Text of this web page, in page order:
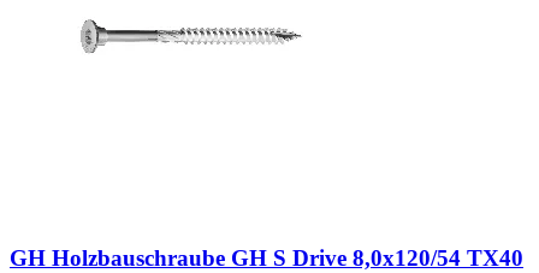
GH Holzbauschraube GH S Drive 8,0x120/54 TX40